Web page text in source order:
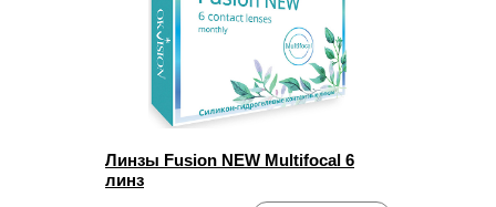
Линзы Fusion NEW Multifocal 6
линз